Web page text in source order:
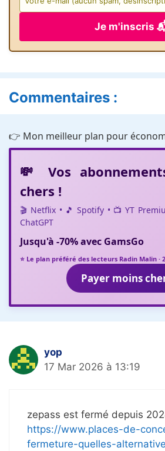
Je m'inscris
Commentaires :
👉 Mon meilleur plan pour
💸 Vos
chers !
🎬 Netflix • 🎵 Spotify • 📺 YT
ChatGPT
Jusqu'à -70%avec GamsGo
⭐ Le plan préféré des lecteurs Radin Malin ·
Payer moins
yop
17 Mar 2026 à 13:19
zepass est fermé depuis
https://www.places-de-
fermeture-quelles-